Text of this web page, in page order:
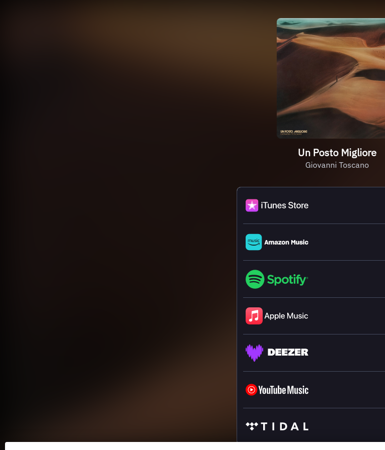
Un Posto Migliore
Giovanni Toscano